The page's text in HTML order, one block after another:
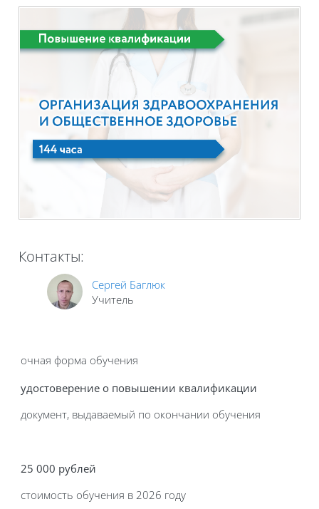
Контакты:
Сергей Баглюк
Учитель
очная форма обучения
удостоверение о повышении квалификации
документ, выдаваемый по окончании обучения
25 000 рублей
стоимость обучения в 2026 году